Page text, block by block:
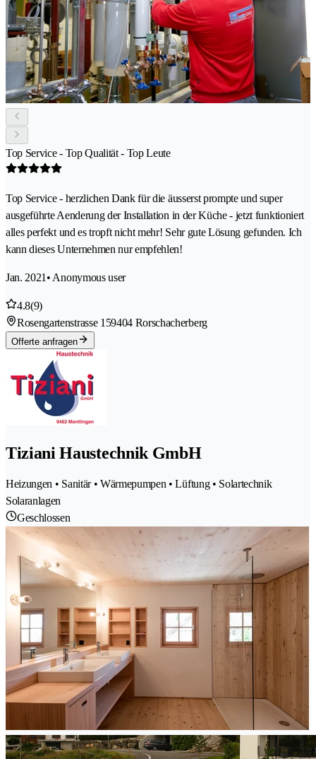
Top Service - Top Qualität - Top Leute
Top Service - herzlichen Dank für die äusserst prompte und super
ausgeführte Aenderung der Installation in der Küche - jetzt funktioniert
alles perfekt und es tropft nicht mehr! Sehr gute Lösung gefunden. Ich
kann dieses Unternehmen nur empfehlen!
Jan. 2021 • Anonymous user
4.8(9)
Rosengartenstrasse 159404 Rorschacherberg
Offerte anfragen
Tiziani Haustechnik GmbH
Heizungen • Sanitär • Wärmepumpen • Lüftung • Solartechnik
Solaranlagen
Geschlossen